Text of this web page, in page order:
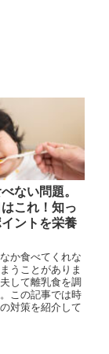
ない問題。
これ！知っ
ントを栄養
か食べてくれな
うことがありま
して離乳食を調
この記事では時
対策を紹介して